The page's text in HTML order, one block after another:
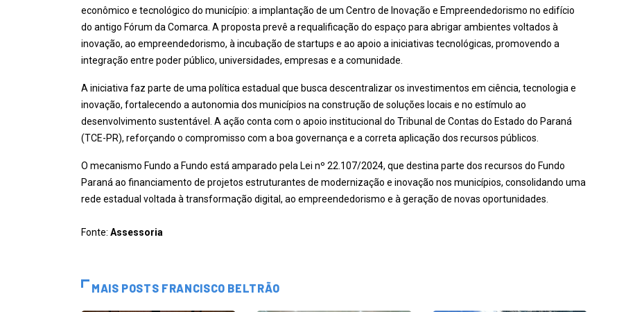
econômico e tecnológico do município: a implantação de um Centro de Inovação e Empreendedorismo no edifício
do antigo Fórum da Comarca. A proposta prevê a requalificação do espaço para abrigar ambientes voltados à
inovação, ao empreendedorismo, à incubação de startups e ao apoio a iniciativas tecnológicas, promovendo a
integração entre poder público, universidades, empresas e a comunidade.
A iniciativa faz parte de uma política estadual que busca descentralizar os investimentos em ciência, tecnologia e
inovação, fortalecendo a autonomia dos municípios na construção de soluções locais e no estímulo ao
desenvolvimento sustentável. A ação conta com o apoio institucional do Tribunal de Contas do Estado do Paraná
(TCE-PR), reforçando o compromisso com a boa governança e a correta aplicação dos recursos públicos.
O mecanismo Fundo a Fundo está amparado pela Lei nº 22.107/2024, que destina parte dos recursos do Fundo
Paraná ao financiamento de projetos estruturantes de modernização e inovação nos municípios, consolidando uma
rede estadual voltada à transformação digital, ao empreendedorismo e à geração de novas oportunidades.
Fonte: Assessoria
MAIS POSTS FRANCISCO BELTRÃO